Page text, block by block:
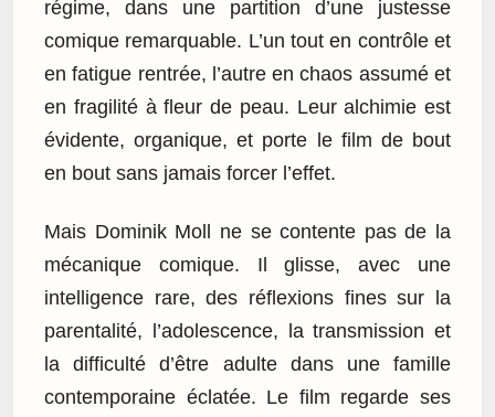
régime, dans une partition d’une justesse
comique remarquable. L’un tout en contrôle et
en fatigue rentrée, l’autre en chaos assumé et
en fragilité à fleur de peau. Leur alchimie est
évidente, organique, et porte le film de bout
en bout sans jamais forcer l’effet.
Mais Dominik Moll ne se contente pas de la
mécanique comique. Il glisse, avec une
intelligence rare, des réflexions fines sur la
parentalité, l’adolescence, la transmission et
la difficulté d’être adulte dans une famille
contemporaine éclatée. Le film regarde ses